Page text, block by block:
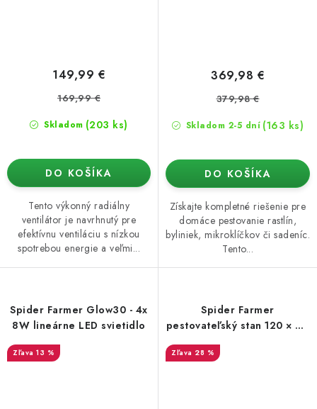
Skladom (203 ks)
149,99 €
169,99 €
DO KOŠÍKA
Tento výkonný radiálny
ventilátor je navrhnutý pre
efektívnu ventiláciu s nízkou
spotrebou energie a veľmi...
Skladom 2-5 dní (163 ks)
369,98 €
379,98 €
DO KOŠÍKA
Získajte kompletné riešenie pre
domáce pestovanie rastlín,
byliniek, mikroklíčkov či sadeníc.
Tento...
Spider Farmer Glow30 - 4x
8W lineárne LED svietidlo
13 %
Spider Farmer
pestovateľský stan 120 × 60
28 %